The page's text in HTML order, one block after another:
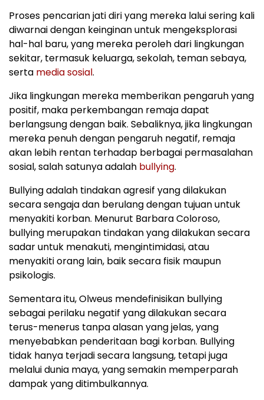
Proses pencarian jati diri yang mereka lalui sering kali
diwarnai dengan keinginan untuk mengeksplorasi
hal-hal baru, yang mereka peroleh dari lingkungan
sekitar, termasuk keluarga, sekolah, teman sebaya,
serta media sosial.
Jika lingkungan mereka memberikan pengaruh yang
positif, maka perkembangan remaja dapat
berlangsung dengan baik. Sebaliknya, jika lingkungan
mereka penuh dengan pengaruh negatif, remaja
akan lebih rentan terhadap berbagai permasalahan
sosial, salah satunya adalah bullying.
Bullying adalah tindakan agresif yang dilakukan
secara sengaja dan berulang dengan tujuan untuk
menyakiti korban. Menurut Barbara Coloroso,
bullying merupakan tindakan yang dilakukan secara
sadar untuk menakuti, mengintimidasi, atau
menyakiti orang lain, baik secara fisik maupun
psikologis.
Sementara itu, Olweus mendefinisikan bullying
sebagai perilaku negatif yang dilakukan secara
terus-menerus tanpa alasan yang jelas, yang
menyebabkan penderitaan bagi korban. Bullying
tidak hanya terjadi secara langsung, tetapi juga
melalui dunia maya, yang semakin memperparah
dampak yang ditimbulkannya.